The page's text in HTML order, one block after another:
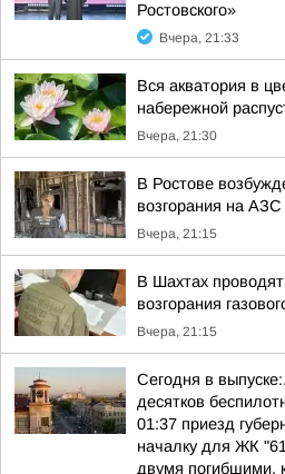
Ростовского»
Вчера, 21:33
Вся акватория в
набережной
Вчера, 21:30
В Ростове
возгорания на АЗС
Вчера, 21:15
В Шахтах
возгорания
Вчера, 21:15
Сегодня в
десятков
01:37 приезд
началку для ЖК
двумя погибшими,